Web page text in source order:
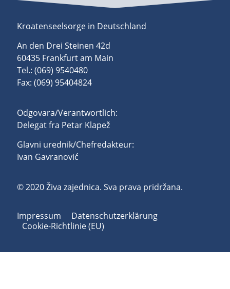
Kroatenseelsorge in Deutschland
An den Drei Steinen 42d
60435 Frankfurt am Main
Tel.: (069) 9540480
Fax: (069) 95404824
Odgovara/Verantwortlich:
Delegat fra Petar Klapež
Glavni urednik/Chefredakteur:
Ivan Gavranović
© 2020 Živa zajednica. Sva prava pridržana.
Impressum
Datenschutzerklärung
Cookie-Richtlinie (EU)